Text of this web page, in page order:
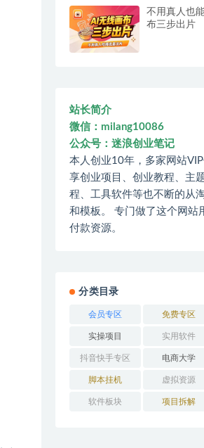
不用真人也
布三步出片
站长简介
微信：milang10086
公众号：迷浪创业笔记
本人创业10年，多家网站
享创业项目、创业教程、主
程、工具软件等也不断的从
和模板。 专门做了这个网站
付款资源。
分类目录
会员专区 免费专区
实操项目 实用软件
抖音快手专区 电商大学
脚本挂机 虚拟资源
软件板块 项目拆解